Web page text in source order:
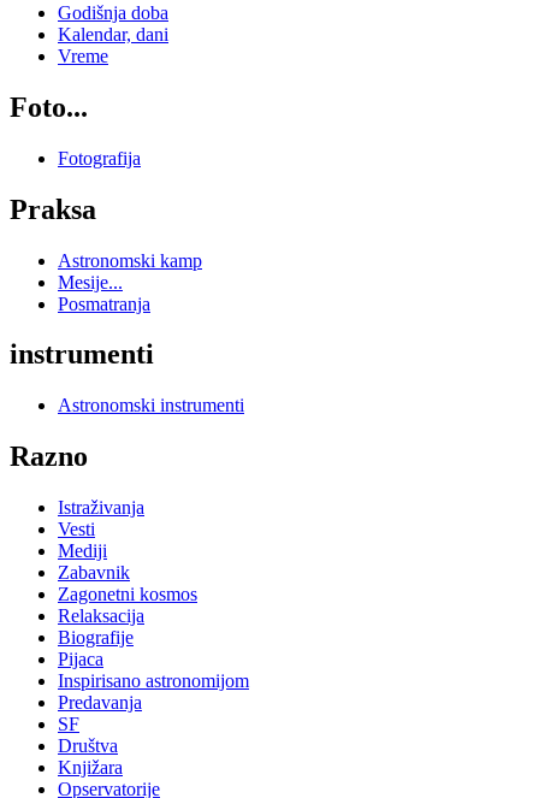
Godišnja doba
Kalendar, dani
Vreme
Foto...
Fotografija
Praksa
Astronomski kamp
Mesije...
Posmatranja
instrumenti
Astronomski instrumenti
Razno
Istraživanja
Vesti
Mediji
Zabavnik
Zagonetni kosmos
Relaksacija
Biografije
Pijaca
Inspirisano astronomijom
Predavanja
SF
Društva
Knjižara
Opservatorije